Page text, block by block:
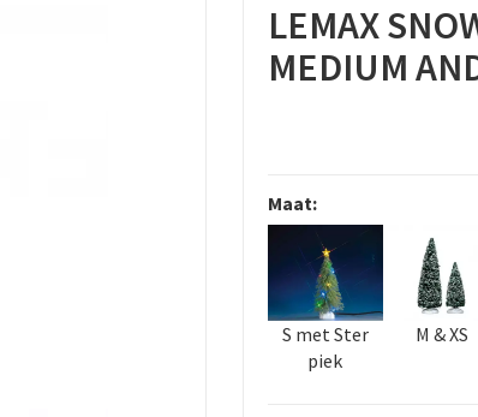
LEMAX
MEDIUM
Maat:
S met Ster
piek
M & XS